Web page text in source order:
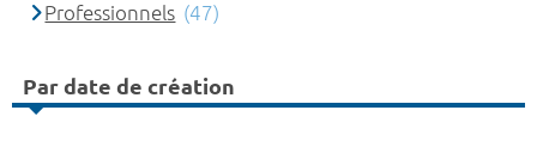
Professionnels (47)
Par date de création